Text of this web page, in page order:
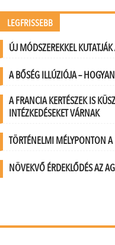
LEGFRISSEBB
ÚJ MÓDSZEREKKEL
A BŐSÉG ILLÚZIÓJA –
A FRANCIA KERTÉSZEK IS
INTÉZKEDÉSEKET VÁRNAK
TÖRTÉNELMI MÉLYPONTON
NÖVEKVŐ ÉRDEKLŐDÉS AZ